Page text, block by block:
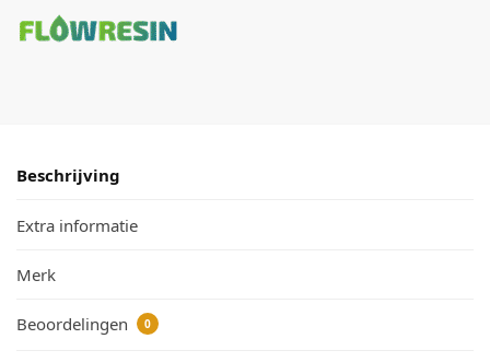
Beschrijving
Extra informatie
Merk
Beoordelingen 0